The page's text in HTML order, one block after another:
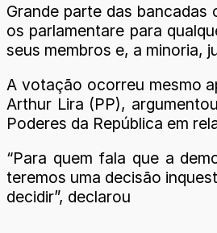
Grande parte das
os parlamentare para
seus membros e, a minoria,
A votação ocorreu mesmo
Arthur Lira (PP),
Poderes da República em
“Para quem fala que a
teremos uma decisão
decidir”, declarou